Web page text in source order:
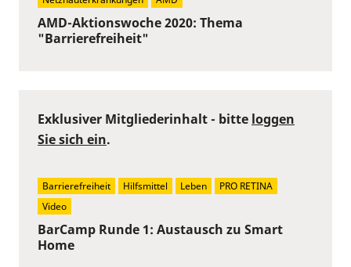
AMD-Aktionswoche 2020: Thema
"Barrierefreiheit"
BarCamp Runde 1: Austausch zu Smart
Home
Exklusiver Mitgliederinhalt - bitte loggen
Sie sich ein.
Barrierefreiheit Hilfsmittel Leben
PRO RETINA
Video